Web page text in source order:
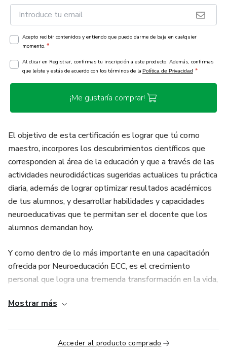
Acepto recibir contenidos y entiendo que puedo darme de baja en cualquier
momento. *
Al clicar en Registrar, confirmas tu inscripción a este producto. Además, confirmas
que leíste y estás de acuerdo con los términos de la Política de Privacidad *
¡Me gustaría comprar!
El objetivo de esta certificación es lograr que tú como
maestro, incorpores los descubrimientos científicos que
corresponden al área de la educación y que a través de las
actividades neurodidácticas sugeridas actualices tu práctica
diaria, además de lograr optimizar resultados académicos
de tus alumnos, y desarrollar habilidades y capacidades
neuroeducativas que te permitan ser el docente que los
alumnos demandan hoy.
Y como dentro de lo más importante en una capacitación
ofrecida por Neuroeducación ECC, es el crecimiento
personal que logra una tremenda transformación en la vida,
hacen que esta certificación sea inigualable, recuerda que
corona”, por lo tanto mereces todo esto y mucho más.
Mostrar más
Acceder al producto comprado